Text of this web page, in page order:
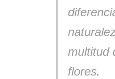
multitud
flores.